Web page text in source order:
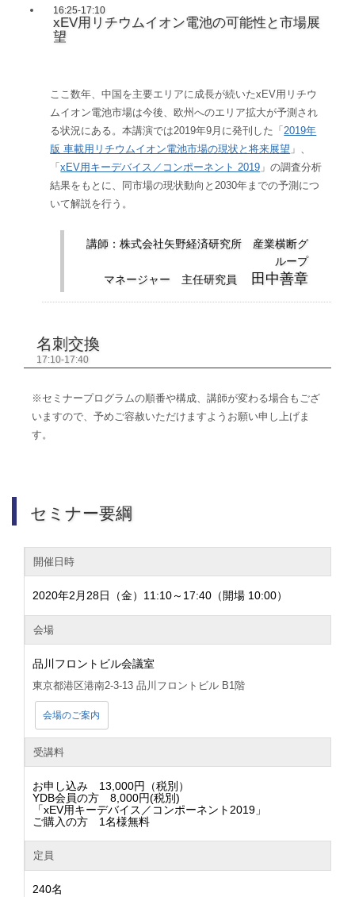
16:25-17:10
xEV用リチウムイオン電池の可能性と市場展
望
ここ数年、中国を主要エリアに成長が続いたxEV用リチウ
ムイオン電池市場は今後、欧州へのエリア拡大が予測され
る状況にある。本講演では2019年9月に発刊した「2019年
版 車載用リチウムイオン電池市場の現状と将来展望 」、
「xEV用キーデバイス／コンポーネント 2019 」の調査分析
結果をもとに、同市場の現状動向と2030年までの予測につ
いて解説を行う。
講師：株式会社矢野経済研究所 産業横断グ
ループ
マネージャー 主任研究員
田中善章
名刺交換
17:10-17:40
※セミナープログラムの順番や構成、講師が変わる場合もござ
いますので、予めご容赦いただけますようお願い申し上げま
す。
セミナー要綱
開催日時
2020年2月28日（金）11:10～17:40（開場 10:00）
会場
品川フロントビル会議室
東京都港区港南2-3-13 品川フロントビル B1階
会場のご案内
受講料
お申し込み 13,000円（税別）
YDB会員の方 8,000円(税別)
「xEV用キーデバイス／コンポーネント2019」
ご購入の方 1名様無料
定員
240名